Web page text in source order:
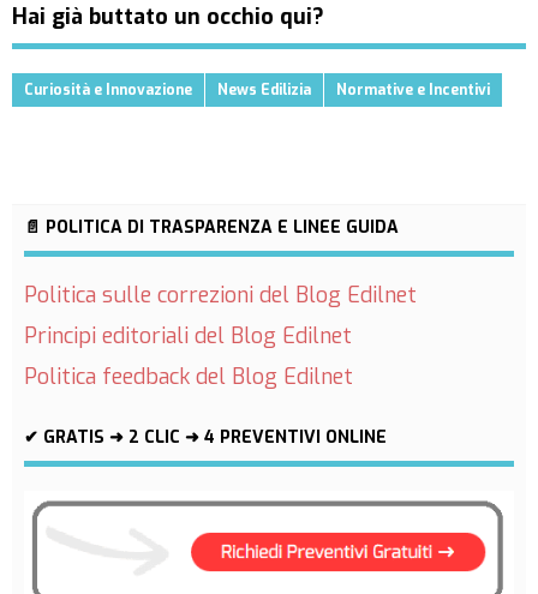
Hai già buttato un occhio qui?
Curiosità e Innovazione News Edilizia Normative e Incentivi
📄 POLITICA DI TRASPARENZA E LINEE GUIDA
Politica sulle correzioni del Blog Edilnet
Principi editoriali del Blog Edilnet
Politica feedback del Blog Edilnet
✔ GRATIS ➜ 2 CLIC ➜ 4 PREVENTIVI ONLINE